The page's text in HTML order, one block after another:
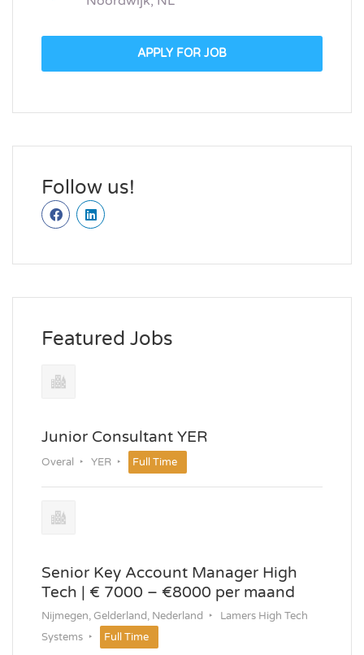
APPLY FOR JOB
Follow us!
Featured Jobs
Junior Consultant YER
Overal YER Full Time
Senior Key Account Manager High
Tech | € 7000 – €8000 per maand
Nijmegen, Gelderland, Nederland
Lamers High Tech
Systems
Full Time